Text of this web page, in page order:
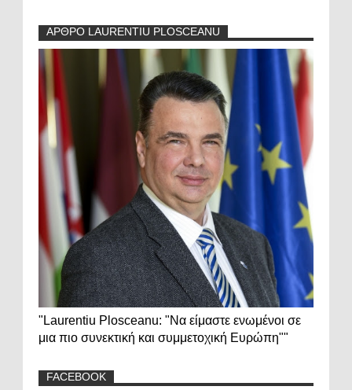
ΑΡΘΡΟ LAURENTIU PLOSCEANU
"Laurentiu Plosceanu: "Να είμαστε ενωμένοι σε
μια πιο συνεκτική και συμμετοχική Ευρώπη""
FACEBOOK